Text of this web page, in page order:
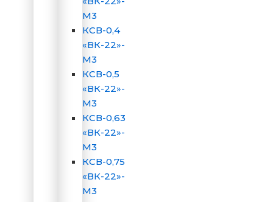
М3
КСВ-0,4
«ВК-22»-
М3
КСВ-0,5
«ВК-22»-
М3
КСВ-0,63
«ВК-22»-
М3
КСВ-0,75
«ВК-22»-
М3